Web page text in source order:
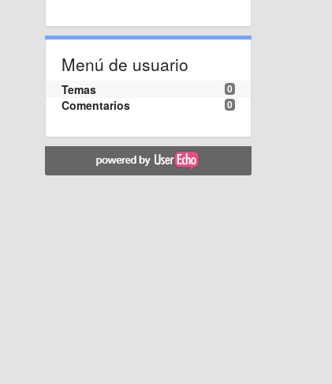
Menú de usuario
0
Temas
0
Comentarios